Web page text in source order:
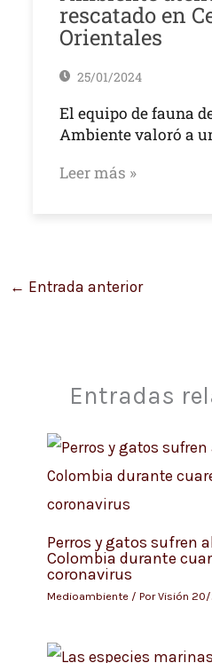
rescatado en
Orientales
25/01/2024
El equipo de fauna
Ambiente valoró a
Leer más »
← Entrada anterior
Entradas
Perros y gatos sufren
Colombia durante
coronavirus
Medioambiente/ PorVisión